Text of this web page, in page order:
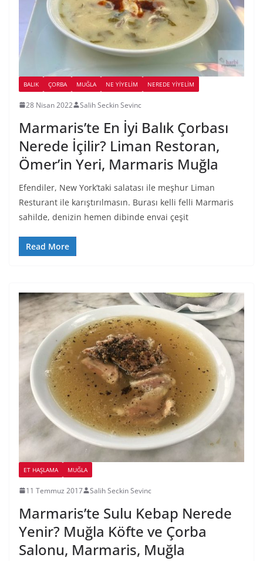
BALIK ÇORBA MUĞLA NE YİYELİM NEREDE YİYELİM
28 Nisan 2022 Salih Seckin Sevinc
Marmaris’te En İyi Balık Çorbası
Nerede İçilir? Liman Restoran,
Ömer’in Yeri, Marmaris Muğla
Efendiler, New York’taki salatası ile meşhur Liman
Resturant ile karıştırılmasın. Burası kelli felli Marmaris
sahilde, denizin hemen dibinde envai çeşit
Read More
ET HAŞLAMA MUĞLA
11 Temmuz 2017 Salih Seckin Sevinc
Marmaris’te Sulu Kebap Nerede
Yenir? Muğla Köfte ve Çorba
Salonu, Marmaris, Muğla